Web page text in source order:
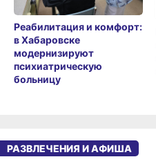
Реабилитация и комфорт:
в Хабаровске
модернизируют
психиатрическую
больницу
РАЗВЛЕЧЕНИЯ И АФИША